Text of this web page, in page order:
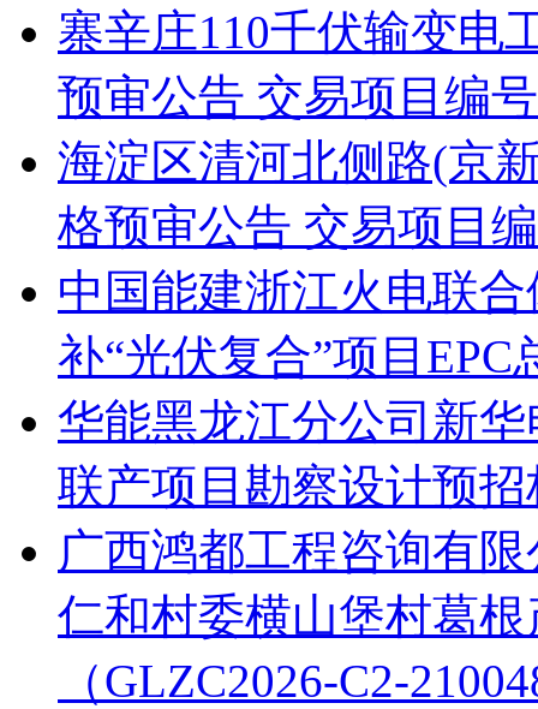
寨辛庄110千伏输变电
预审公告 交易项目编
海淀区清河北侧路(京
格预审公告 交易项目
中国能建浙江火电联
补“光伏复合”项目EPC
华能黑龙江分公司新
联产项目勘察设计预招
广西鸿都工程咨询有
仁和村委横山堡村葛
（GLZC2026-C2-